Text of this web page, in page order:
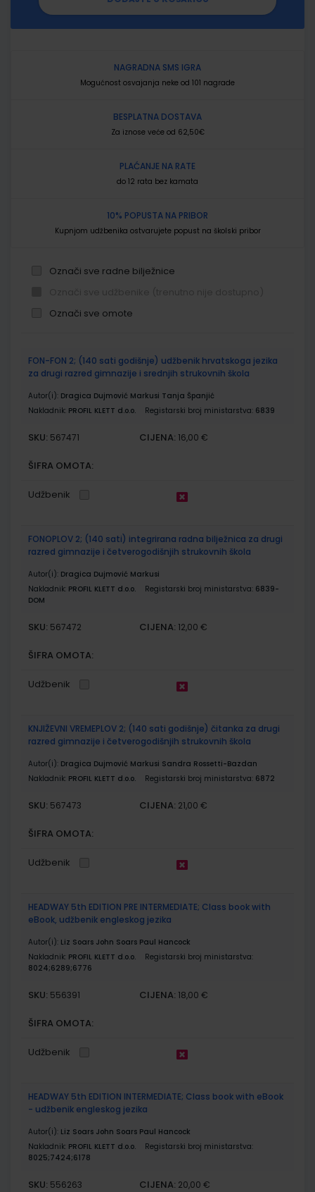
NAGRADNA SMS IGRA
Mogućnost osvajanja neke od 101 nagrade
BESPLATNA DOSTAVA
Za iznose veće od 62,50€
PLAĆANJE NA RATE
do 12 rata bez kamata
10% POPUSTA NA PRIBOR
Kupnjom udžbenika ostvarujete popust na školski pribor
Označi sve radne bilježnice
Označi sve omote
proizvodi
FON-FON 2; (140 sati godišnje) udžbenik hrvatskoga jezika
za drugi razred gimnazije i srednjih strukovnih škola
Autor(i): Dragica Dujmović Markusi Tanja Španjić
Nakladnik: PROFIL KLETT d.o.o. Registarski broj ministarstva: 6839
SKU: 567471 CIJENA: 16,00 €
ŠIFRA OMOTA:
Udžbenik
FONOPLOV 2; (140 sati) integrirana radna bilježnica za drugi
razred gimnazije i četverogodišnjih strukovnih škola
Autor(i): Dragica Dujmović Markusi
Nakladnik: PROFIL KLETT d.o.o. Registarski broj ministarstva: 6839-
DOM
SKU: 567472 CIJENA: 12,00 €
ŠIFRA OMOTA:
Udžbenik
KNJIŽEVNI VREMEPLOV 2; (140 sati godišnje) čitanka za drugi
razred gimnazije i četverogodišnjih strukovnih škola
Autor(i): Dragica Dujmović Markusi Sandra Rossetti-Bazdan
Nakladnik: PROFIL KLETT d.o.o. Registarski broj ministarstva: 6872
SKU: 567473 CIJENA: 21,00 €
ŠIFRA OMOTA:
Udžbenik
HEADWAY 5th EDITION PRE INTERMEDIATE; Class book with
eBook, udžbenik engleskog jezika
Autor(i): Liz Soars John Soars Paul Hancock
Nakladnik: PROFIL KLETT d.o.o.
Registarski broj ministarstva:
8024;6289;6776
SKU: 556391 CIJENA: 18,00 €
ŠIFRA OMOTA:
Udžbenik
HEADWAY 5th EDITION INTERMEDIATE; Class book with eBook
- udžbenik engleskog jezika
Autor(i): Liz Soars John Soars Paul Hancock
Nakladnik: PROFIL KLETT d.o.o.
Registarski broj ministarstva:
8025;7424;6178
SKU: 556263 CIJENA: 20,00 €